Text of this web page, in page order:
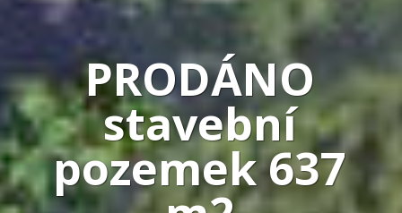
PRODÁNO
stavební
pozemek 637